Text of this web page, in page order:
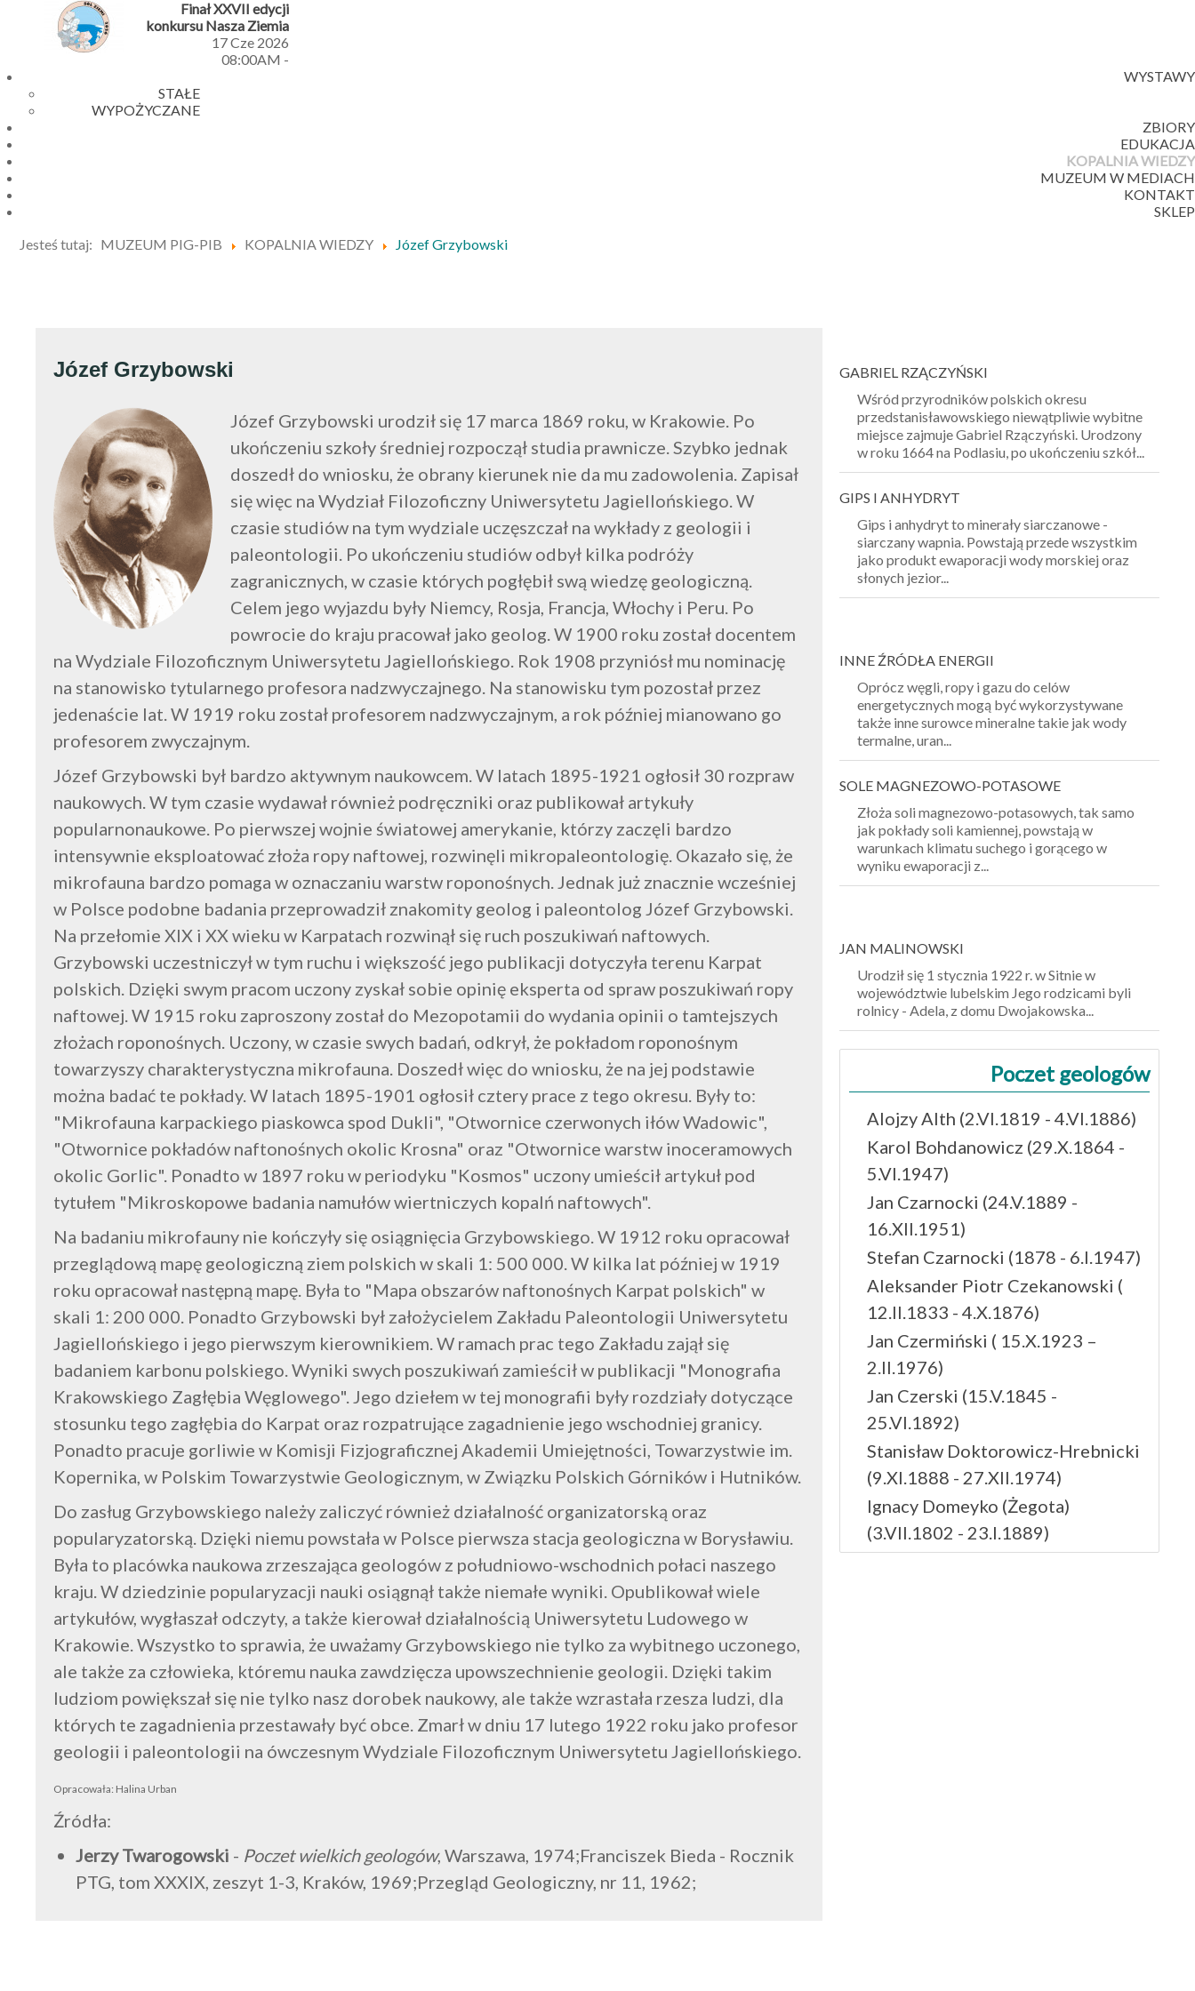
Finał XXVII edycji
konkursu Nasza Ziemia
17 Cze 2026
08:00AM -
WYSTAWY
STAŁE
WYPOŻYCZANE
ZBIORY
EDUKACJA
KOPALNIA WIEDZY
MUZEUM W MEDIACH
KONTAKT
SKLEP
Jesteś tutaj: MUZEUM PIG-PIB KOPALNIA WIEDZY Józef Grzybowski
Józef Grzybowski
Józef Grzybowski urodził się 17 marca 1869 roku, w Krakowie. Po
ukończeniu szkoły średniej rozpoczął studia prawnicze. Szybko jednak
doszedł do wniosku, że obrany kierunek nie da mu zadowolenia. Zapisał
się więc na Wydział Filozoficzny Uniwersytetu Jagiellońskiego. W
czasie studiów na tym wydziale uczęszczał na wykłady z geologii i
paleontologii. Po ukończeniu studiów odbył kilka podróży
zagranicznych, w czasie których pogłębił swą wiedzę geologiczną.
Celem jego wyjazdu były Niemcy, Rosja, Francja, Włochy i Peru. Po
powrocie do kraju pracował jako geolog. W 1900 roku został docentem
na Wydziale Filozoficznym Uniwersytetu Jagiellońskiego. Rok 1908 przyniósł mu nominację
na stanowisko tytularnego profesora nadzwyczajnego. Na stanowisku tym pozostał przez
jedenaście lat. W 1919 roku został profesorem nadzwyczajnym, a rok później mianowano go
profesorem zwyczajnym.
Józef Grzybowski był bardzo aktywnym naukowcem. W latach 1895-1921 ogłosił 30 rozpraw
naukowych. W tym czasie wydawał również podręczniki oraz publikował artykuły
popularnonaukowe. Po pierwszej wojnie światowej amerykanie, którzy zaczęli bardzo
intensywnie eksploatować złoża ropy naftowej, rozwinęli mikropaleontologię. Okazało się, że
mikrofauna bardzo pomaga w oznaczaniu warstw roponośnych. Jednak już znacznie wcześniej
w Polsce podobne badania przeprowadził znakomity geolog i paleontolog Józef Grzybowski.
Na przełomie XIX i XX wieku w Karpatach rozwinął się ruch poszukiwań naftowych.
Grzybowski uczestniczył w tym ruchu i większość jego publikacji dotyczyła terenu Karpat
polskich. Dzięki swym pracom uczony zyskał sobie opinię eksperta od spraw poszukiwań ropy
naftowej. W 1915 roku zaproszony został do Mezopotamii do wydania opinii o tamtejszych
złożach roponośnych. Uczony, w czasie swych badań, odkrył, że pokładom roponośnym
towarzyszy charakterystyczna mikrofauna. Doszedł więc do wniosku, że na jej podstawie
można badać te pokłady. W latach 1895-1901 ogłosił cztery prace z tego okresu. Były to:
"Mikrofauna karpackiego piaskowca spod Dukli", "Otwornice czerwonych iłów Wadowic",
"Otwornice pokładów naftonośnych okolic Krosna" oraz "Otwornice warstw inoceramowych
okolic Gorlic". Ponadto w 1897 roku w periodyku "Kosmos" uczony umieścił artykuł pod
tytułem "Mikroskopowe badania namułów wiertniczych kopalń naftowych".
Na badaniu mikrofauny nie kończyły się osiągnięcia Grzybowskiego. W 1912 roku opracował
przeglądową mapę geologiczną ziem polskich w skali 1: 500 000. W kilka lat później w 1919
roku opracował następną mapę. Była to "Mapa obszarów naftonośnych Karpat polskich" w
skali 1: 200 000. Ponadto Grzybowski był założycielem Zakładu Paleontologii Uniwersytetu
Jagiellońskiego i jego pierwszym kierownikiem. W ramach prac tego Zakładu zajął się
badaniem karbonu polskiego. Wyniki swych poszukiwań zamieścił w publikacji "Monografia
Krakowskiego Zagłębia Węglowego". Jego dziełem w tej monografii były rozdziały dotyczące
stosunku tego zagłębia do Karpat oraz rozpatrujące zagadnienie jego wschodniej granicy.
Ponadto pracuje gorliwie w Komisji Fizjograficznej Akademii Umiejętności, Towarzystwie im.
Kopernika, w Polskim Towarzystwie Geologicznym, w Związku Polskich Górników i Hutników.
Do zasług Grzybowskiego należy zaliczyć również działalność organizatorską oraz
popularyzatorską. Dzięki niemu powstała w Polsce pierwsza stacja geologiczna w Borysławiu.
Była to placówka naukowa zrzeszająca geologów z południowo-wschodnich połaci naszego
kraju. W dziedzinie popularyzacji nauki osiągnął także niemałe wyniki. Opublikował wiele
artykułów, wygłaszał odczyty, a także kierował działalnością Uniwersytetu Ludowego w
Krakowie. Wszystko to sprawia, że uważamy Grzybowskiego nie tylko za wybitnego uczonego,
ale także za człowieka, któremu nauka zawdzięcza upowszechnienie geologii. Dzięki takim
ludziom powiększał się nie tylko nasz dorobek naukowy, ale także wzrastała rzesza ludzi, dla
których te zagadnienia przestawały być obce. Zmarł w dniu 17 lutego 1922 roku jako profesor
geologii i paleontologii na ówczesnym Wydziale Filozoficznym Uniwersytetu Jagiellońskiego.
Opracowała: Halina Urban
Źródła:
Jerzy Twarogowski - Poczet wielkich geologów, Warszawa, 1974;Franciszek Bieda - Rocznik
PTG, tom XXXIX, zeszyt 1-3, Kraków, 1969;Przegląd Geologiczny, nr 11, 1962;
GABRIEL RZĄCZYŃSKI
Wśród przyrodników polskich okresu
przedstanisławowskiego niewątpliwie wybitne
miejsce zajmuje Gabriel Rzączyński. Urodzony
w roku 1664 na Podlasiu, po ukończeniu szkół...
GIPS I ANHYDRYT
Gips i anhydryt to minerały siarczanowe -
siarczany wapnia. Powstają przede wszystkim
jako produkt ewaporacji wody morskiej oraz
słonych jezior...
INNEŹRÓDŁA ENERGII
Oprócz węgli, ropy i gazu do celów
energetycznych mogą być wykorzystywane
także inne surowce mineralne takie jak wody
termalne, uran...
SOLEMAGNEZOWO-POTASOWE
Złoża soli magnezowo-potasowych, tak samo
jak pokłady soli kamiennej, powstają w
warunkach klimatu suchego i gorącego w
wyniku ewaporacji z...
JAN MALINOWSKI
Urodził się 1 stycznia 1922 r. w Sitnie w
województwie lubelskim Jego rodzicami byli
rolnicy - Adela, z domu Dwojakowska...
Poczet geologów
Alojzy Alth (2.VI.1819 - 4.VI.1886)
Karol Bohdanowicz (29.X.1864 -
5.VI.1947)
Jan Czarnocki (24.V.1889 -
16.XII.1951)
Stefan Czarnocki (1878 - 6.I.1947)
Aleksander Piotr Czekanowski (
12.II.1833 - 4.X.1876)
Jan Czermiński ( 15.X.1923 –
2.II.1976)
Jan Czerski (15.V.1845 -
25.VI.1892)
Stanisław Doktorowicz-Hrebnicki
(9.XI.1888 - 27.XII.1974)
Ignacy Domeyko (Żegota)
(3.VII.1802 - 23.I.1889)